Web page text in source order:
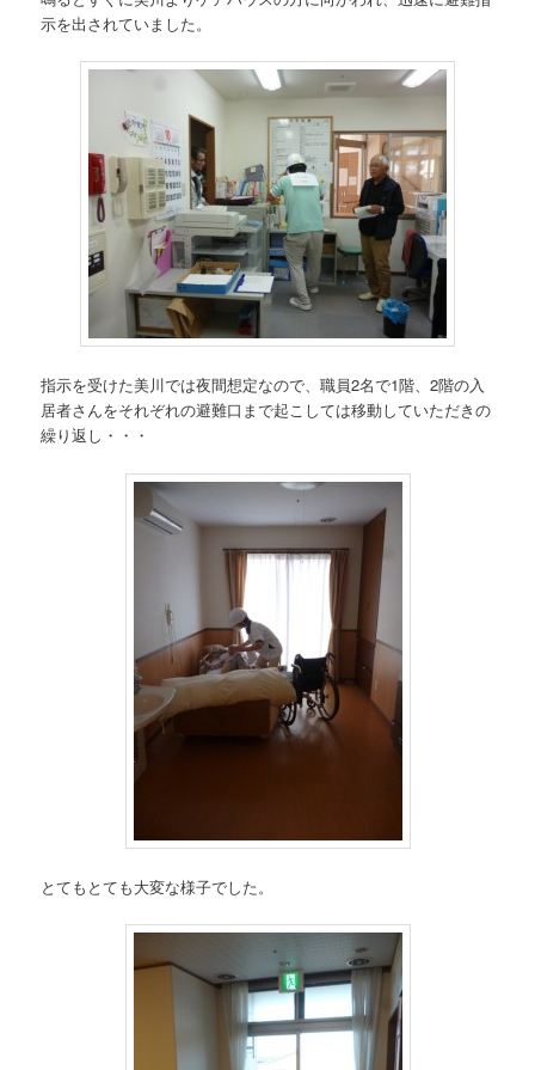
示を出されていました。
指示を受けた美川では夜間想定なので、職員2名で1階、2階の入
居者さんをそれぞれの避難口まで起こしては移動していただきの
繰り返し・・・
とてもとても大変な様子でした。